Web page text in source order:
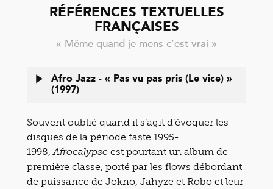
RÉFÉRENCES TEXTUELLES
FRANÇAISES
« Même quand je mens c’est vrai »
Afro Jazz - « Pas vu pas pris (Le vice) »
(1997)
Souvent oublié quand il s’agit d’évoquer les
disques de la période faste 1995-
1998,Afrocalypse est pourtant un album de
première classe, porté par les flows débordant
de puissance de Jokno, Jahyze et Robo et leur